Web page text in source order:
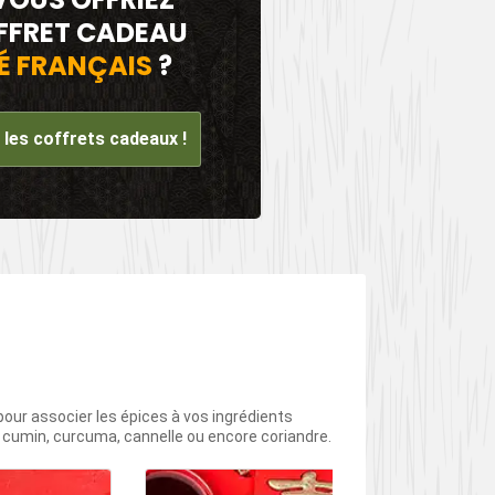
CADEAU
FRANÇAIS ?
les coffrets cadeaux !
associer les épices à vos ingrédients
curcuma, cannelle ou encore coriandre.